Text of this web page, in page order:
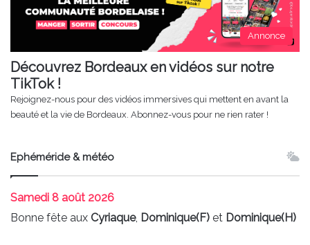
Annonce
Découvrez Bordeaux en vidéos sur notre
TikTok !
Rejoignez-nous pour des vidéos immersives qui mettent en avant la
beauté et la vie de Bordeaux. Abonnez-vous pour ne rien rater !
Ephéméride & météo
Samedi 8 août 2026
Bonne fête aux Cyriaque, Dominique(F) et Dominique(H)